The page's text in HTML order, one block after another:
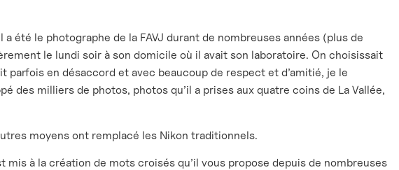
été le photographe de la FAVJ durant de nombreuses années (plus de
le lundi soir à son domicile où il avait son laboratoire. On choisissait
parfois en désaccord et avec beaucoup de respect et d’amitié, je le
des milliers de photos, photos qu’il a prises aux quatre coins de La Vallée,
moyens ont remplacé les Nikon traditionnels.
mis à la création de mots croisés qu’il vous propose depuis de nombreuses